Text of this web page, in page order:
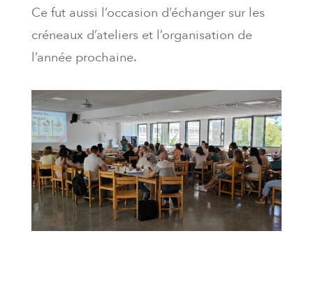
Ce fut aussi l’occasion d’échanger sur les
créneaux d’ateliers et l’organisation de
l’année prochaine.